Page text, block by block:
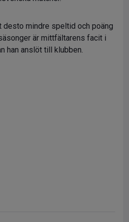
desto mindre speltid och poäng
är mittfältarens facit i
han anslöt till klubben.